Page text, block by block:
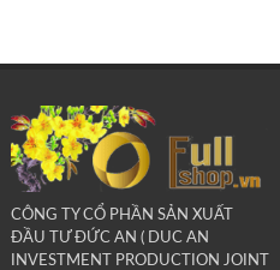
CÔNG TY CỔ PHẦN SẢN XUẤT
ĐẦU TƯ ĐỨC AN ( DUC AN
INVESTMENT PRODUCTION JOINT